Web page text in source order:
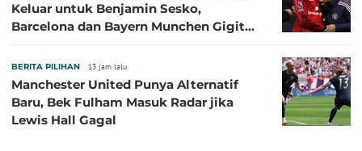
Keluar untuk Benjamin Sesko,
Barcelona dan Bayern Munchen Gigit
BERITA PILIHAN 13 jam lalu
Manchester United Punya Alternatif
Baru, Bek Fulham Masuk Radar jika
Lewis Hall Gagal